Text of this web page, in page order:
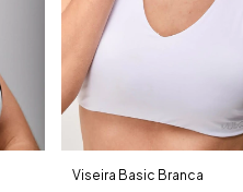
Viseira Basic Branca